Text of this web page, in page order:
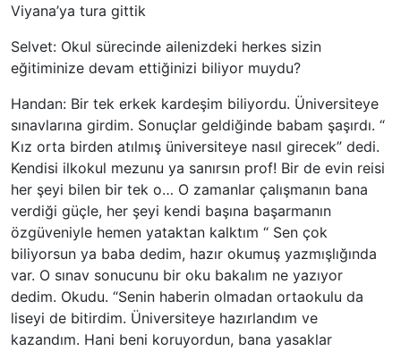
Viyana’ya tura gittik
Selvet: Okul sürecinde ailenizdeki herkes sizin
eğitiminize devam ettiğinizi biliyor muydu?
Handan: Bir tek erkek kardeşim biliyordu. Üniversiteye
sınavlarına girdim. Sonuçlar geldiğinde babam şaşırdı. “
Kız orta birden atılmış üniversiteye nasıl girecek” dedi.
Kendisi ilkokul mezunu ya sanırsın prof! Bir de evin reisi
her şeyi bilen bir tek o… O zamanlar çalışmanın bana
verdiği güçle, her şeyi kendi başına başarmanın
özgüveniyle hemen yataktan kalktım “ Sen çok
biliyorsun ya baba dedim, hazır okumuş yazmışlığında
var. O sınav sonucunu bir oku bakalım ne yazıyor
dedim. Okudu. “Senin haberin olmadan ortaokulu da
liseyi de bitirdim. Üniversiteye hazırlandım ve
kazandım. Hani beni koruyordun, bana yasaklar